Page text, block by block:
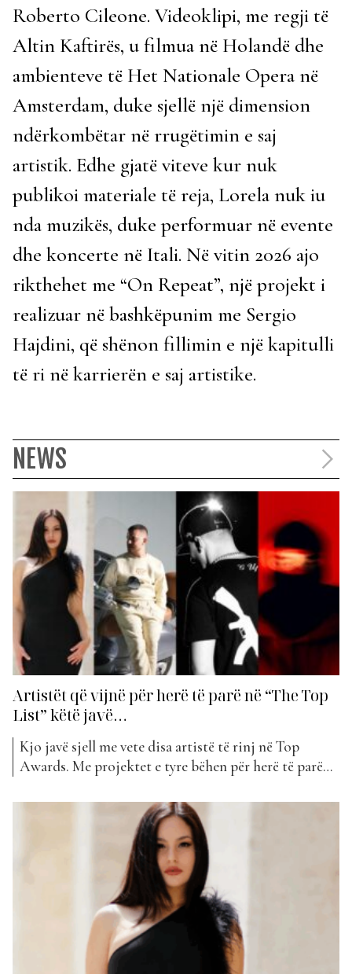
Roberto Cileone. Videoklipi, me regji të
Altin Kaftirës, u filmua në Holandë dhe
ambienteve të Het Nationale Opera në
Amsterdam, duke sjellë një dimension
ndërkombëtar në rrugëtimin e saj
artistik. Edhe gjatë viteve kur nuk
publikoi materiale të reja, Lorela nuk iu
nda muzikës, duke performuar në evente
dhe koncerte në Itali. Në vitin 2026 ajo
rikthehet me “On Repeat”, një projekt i
realizuar në bashkëpunim me Sergio
Hajdini, që shënon fillimin e një kapitulli
të ri në karrierën e saj artistike.
NEWS
Artistët që vijnë për herë të parë në “The Top
List” këtë javë…
Kjo javë sjell me vete disa artistë të rinj në Top
Awards. Me projektet e tyre bëhen për herë të parë
Sejdini, e lindur në Susa, Itali, më 4 dhjetor 1996,
është një këngëtare dhe kantautore shqiptare e rritur